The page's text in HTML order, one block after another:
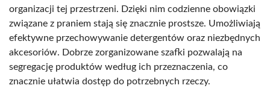
organizacji tej przestrzeni. Dzięki nim codzienne obowiązki
związane z praniem stają się znacznie prostsze. Umożliwiają
efektywne przechowywanie detergentów oraz niezbędnych
akcesoriów. Dobrze zorganizowane szafki pozwalają na
segregację produktów według ich przeznaczenia, co
znacznie ułatwia dostęp do potrzebnych rzeczy.